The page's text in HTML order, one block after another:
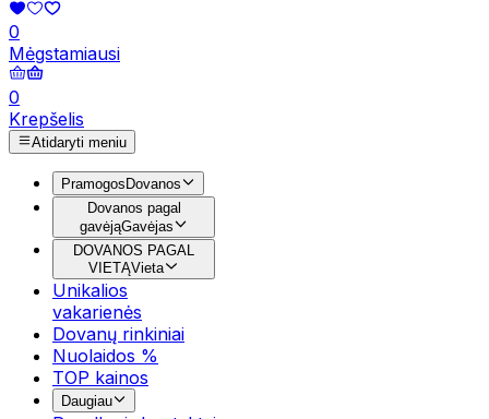
0
Mėgstamiausi
0
Krepšelis
Atidaryti meniu
Pramogos Dovanos
Dovanos pagal
gavėjąGavėjas
DOVANOS PAGAL
VIETĄVieta
Unikalios
vakarienės
Dovanų rinkiniai
Nuolaidos %
TOP kainos
Daugiau